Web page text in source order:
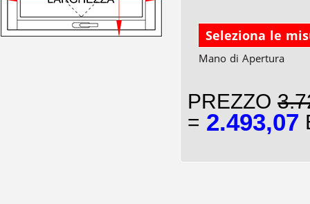
Seleziona le
Mano di Apertura
PREZZO
= 2.493,07